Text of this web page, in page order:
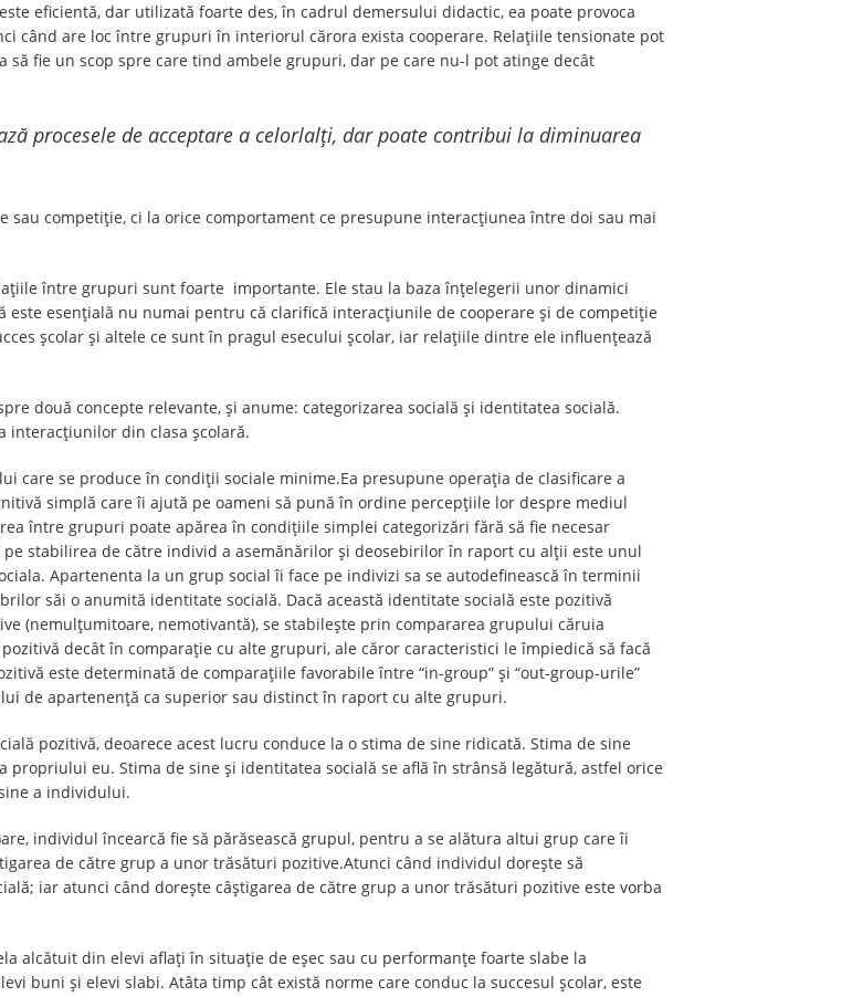
eficientă, dar utilizată foarte des, în cadrul demersului didactic, ea poate provoca
când are loc între grupuri în interiorul cărora exista cooperare. Relaţiile tensionate pot
fie un scop spre care tind ambele grupuri, dar pe care nu-l pot atinge decât
procesele de acceptare a celorlalţi, dar poate contribui la diminuarea
competiţie, ci la orice comportament ce presupune interacţiunea între doi sau mai
între grupuri sunt foarte importante. Ele stau la baza înţelegerii unor dinamici
este esenţială nu numai pentru că clarifică interacţiunile de cooperare şi de competiţie
şcolar şi altele ce sunt în pragul esecului şcolar, iar relaţiile dintre ele influenţează
două concepte relevante, şi anume: categorizarea socială şi identitatea socială.
interacţiunilor din clasa şcolară.
care se produce în condiţii sociale minime.Ea presupune operaţia de clasificare a
simplă care îi ajută pe oameni să pună în ordine percepţiile lor despre mediul
între grupuri poate apărea în condiţiile simplei categorizări fără să fie necesar
stabilirea de către individ a asemănărilor şi deosebirilor în raport cu alţii este unul
Apartenenta la un grup social îi face pe indivizi sa se autodefinească în terminii
săi o anumită identitate socială. Dacă această identitate socială este pozitivă
(nemulţumitoare, nemotivantă), se stabileşte prin compararea grupului căruia
decât în comparaţie cu alte grupuri, ale căror caracteristici le împiedică să facă
este determinată de comparaţiile favorabile între “in-group” şi “out-group-urile”
de apartenenţă ca superior sau distinct în raport cu alte grupuri.
pozitivă, deoarece acest lucru conduce la o stima de sine ridicată. Stima de sine
eu. Stima de sine şi identitatea socială se află în strânsă legătură, astfel orice
a individului.
individul încearcă fie să părăsească grupul, pentru a se alătura altui grup care îi
de către grup a unor trăsături pozitive.Atunci când individul doreşte să
iar atunci când doreşte câştigarea de către grup a unor trăsături pozitive este vorba
alcătuit din elevi aflaţi în situaţie de eşec sau cu performanţe foarte slabe la
buni şi elevi slabi. Atâta timp cât există norme care conduc la succesul şcolar, este